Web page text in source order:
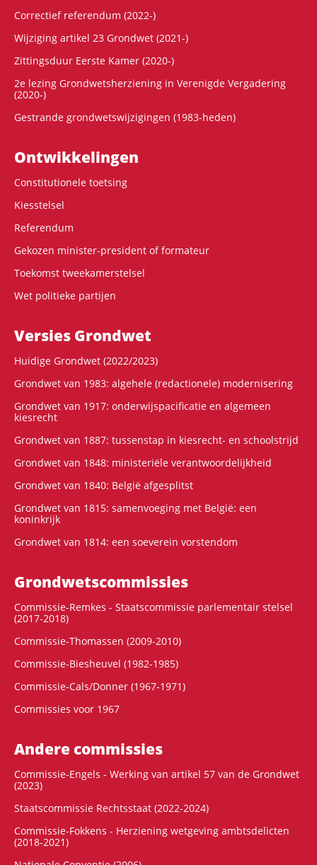
Correctief referendum (2022-)
Wijziging artikel 23 Grondwet (2021-)
Zittingsduur Eerste Kamer (2020-)
2e lezing Grondwetsherziening in Verenigde Vergadering
(2020-)
Gestrande grondwetswijzigingen (1983-heden)
Ontwikke­lingen
Constitutionele toetsing
Kiesstelsel
Referendum
Gekozen minister-president of formateur
Toekomst tweekamerstelsel
Wet politieke partijen
Versies Grondwet
Huidige Grondwet (2022/2023)
Grondwet van 1983: algehele (redactionele) modernisering
Grondwet van 1917: onderwijspacificatie en algemeen
kiesrecht
Grondwet van 1887: tussenstap in kiesrecht- en schoolstrijd
Grondwet van 1848: ministeriële verantwoordelijkheid
Grondwet van 1840: België afgesplitst
Grondwet van 1815: samenvoeging met België: een
koninkrijk
Grondwet van 1814: een soeverein vorstendom
Grondwets­commissies
Commissie-Remkes - Staatscommissie parlementair stelsel
(2017-2018)
Commissie-Thomassen (2009-2010)
Commissie-Biesheuvel (1982-1985)
Commissie-Cals/Donner (1967-1971)
Commissies voor 1967
Andere commissies
Commissie-Engels - Werking van artikel 57 van de Grondwet
(2023)
Staatscommissie Rechtsstaat (2022-2024)
Commissie-Fokkens - Herziening wetgeving ambtsdelicten
(2018-2021)